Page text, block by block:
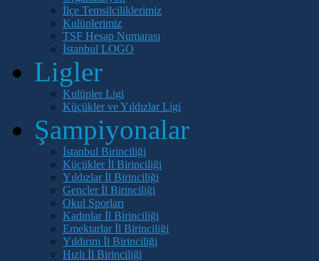
İlçe Temsilciliklerimiz
Kulüplerimiz
TSF Hesap Numarası
İstanbul LOGO
Ligler
Kulüpler Ligi
Küçükler ve Yıldızlar Ligi
Şampiyonalar
İstanbul Birinciliği
Küçükler İl Birinciliği
Yıldızlar İl Birinciliği
Gençler İl Birinciliği
Okul Sporları
Kadınlar İl Birinciliği
Emektarlar İl Birinciliği
Yıldırım İl Birinciliği
Hızlı İl Birinciliği